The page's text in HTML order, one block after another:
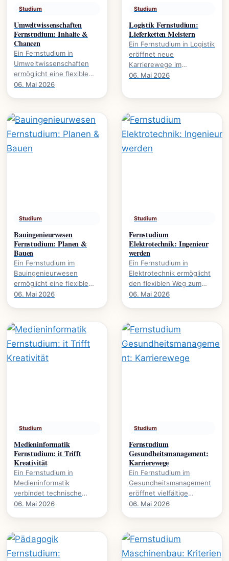
Studium
Umweltwissenschaften
Fernstudium: Inhalte &
Chancen
Ein Fernstudium in
Umweltwissenschaften
ermöglicht eine flexible
Weiterbildung im Bereich
06. Mai 2026
Studium
Logistik Fernstudium:
Lieferketten Meistern
Ein Fernstudium in Logistik
eröffnet neue
Karrierewege im
Management von
06. Mai 2026
Studium
Bauingenieurwesen
Fernstudium: Planen &
Bauen
Ein Fernstudium im
Bauingenieurwesen
ermöglicht eine flexible
Karriereentwicklung., wie
06. Mai 2026
Studium
Fernstudium
Elektrotechnik: Ingenieur
werden
Ein Fernstudium in
Elektrotechnik ermöglicht
den flexiblen Weg zum
Ingenieurabschluss. Mehr
06. Mai 2026
Studium
Medieninformatik
Fernstudium: it Trifft
Kreativität
Ein Fernstudium in
Medieninformatik
verbindet technische
Expertise mit kreativer
06. Mai 2026
Studium
Fernstudium
Gesundheitsmanagement:
Karrierewege
Ein Fernstudium im
Gesundheitsmanagement
eröffnet vielfältige
Karrierewege in einem
06. Mai 2026